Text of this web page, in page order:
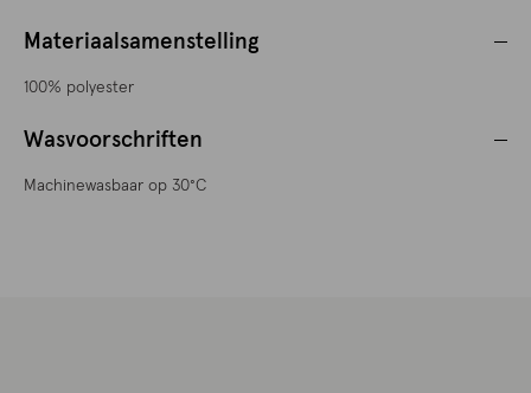
Materiaalsamenstelling
100% polyester
Wasvoorschriften
Machinewasbaar op 30°C